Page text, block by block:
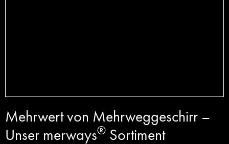
Mehrwert von Mehrweggeschirr –
Unser merways® Sortiment